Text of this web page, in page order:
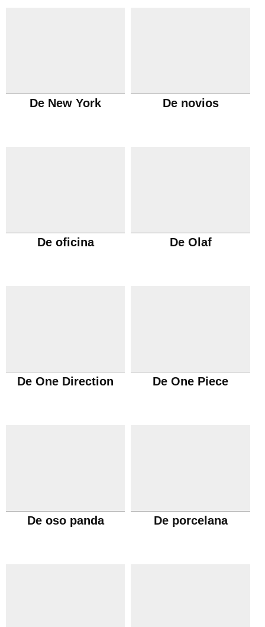
De New York De novios
De oficina De Olaf
De One Direction De One Piece
De oso panda De porcelana